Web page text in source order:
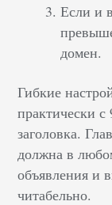
Если и
домен.
Гибкие
практически
заголовка.
должна в
объявления и
читабельно.